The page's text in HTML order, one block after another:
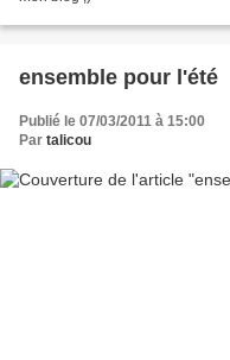
ensemble pour l'été
Publié le 07/03/2011 à 15:00
Par talicou